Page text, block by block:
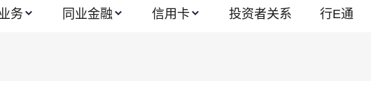
务 同业金融 信用卡 投资者关系 行E通